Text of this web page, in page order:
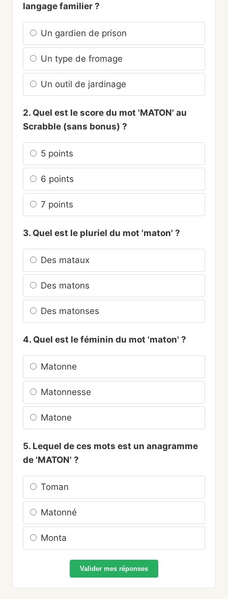
langage familier ?
Un gardien de prison
Un type de fromage
Un outil de jardinage
2. Quel est le score du mot 'MATON' au
Scrabble (sans bonus) ?
5 points
6 points
7 points
3. Quel est le pluriel du mot 'maton' ?
Des mataux
Des matons
Des matonses
4. Quel est le féminin du mot 'maton' ?
Matonne
Matonnesse
Matone
5. Lequel de ces mots est un anagramme
de 'MATON' ?
Toman
Matonné
Monta
Valider mes réponses